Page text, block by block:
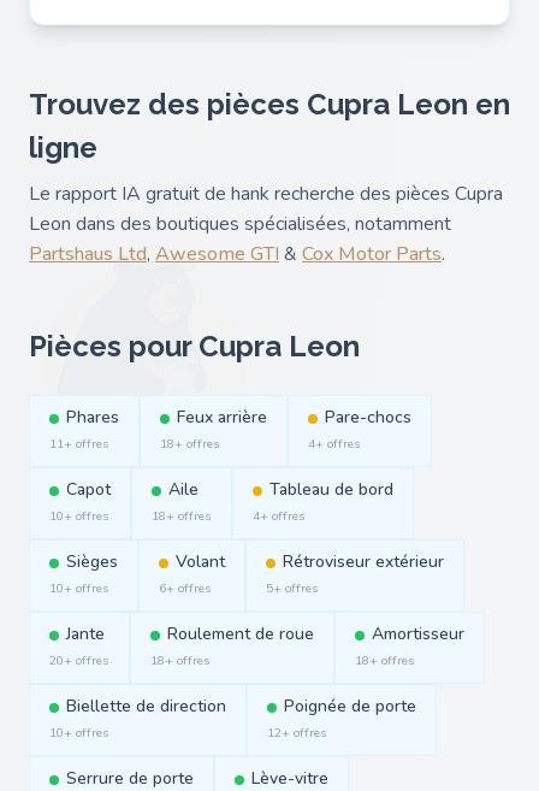
Trouvez des pièces Cupra Leon en
ligne
Le rapport IA gratuit de hank recherche des pièces Cupra
Leon dans des boutiques spécialisées, notamment
Partshaus Ltd, Awesome GTI & Cox Motor Parts.
Pièces pour Cupra Leon
Phares
11+ offres
Feux arrière
18+ offres
Pare-chocs
4+ offres
Capot
10+ offres
Aile
18+ offres
Tableau de bord
4+ offres
Sièges
10+ offres
Volant
6+ offres
Rétroviseur extérieur
5+ offres
Jante
20+ offres
Roulement de roue
18+ offres
Amortisseur
18+ offres
Biellette de direction
10+ offres
Poignée de porte
12+ offres
Serrure de porte Lève-vitre